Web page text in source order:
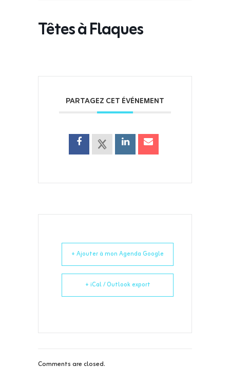
Têtes à Flaques
PARTAGEZ CET ÉVÉNEMENT
+ Ajouter à mon Agenda Google
+ iCal / Outlook export
Comments are closed.